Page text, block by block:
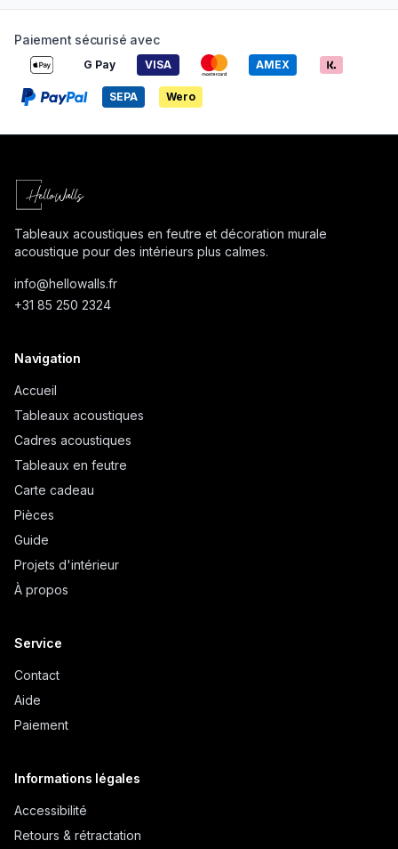
Paiement sécurisé avec
G Pay VISA AMEX
SEPA Wero
Tableaux acoustiques en feutre et décoration murale
acoustique pour des intérieurs plus calmes.
info@hellowalls.fr
+31 85 250 2324
Navigation
Accueil
Tableaux acoustiques
Cadres acoustiques
Tableaux en feutre
Carte cadeau
Pièces
Guide
Projets d'intérieur
À propos
Service
Contact
Aide
Paiement
Informations légales
Accessibilité
Retours & rétractation